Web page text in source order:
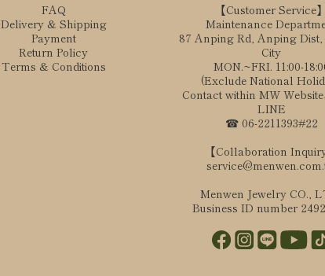
FAQ
Delivery & Shipping
Payment
Return Policy
Terms & Conditions
【Customer Service】
Maintenance
87 Anping Rd, Anping
City
MON.~FRI. 11:00-
(Exclude National
Contact within MW Website
LINE
☎ 06-2211393#22
【Collaboration Inquiry
Menwen Jewelry CO.,
Business ID number